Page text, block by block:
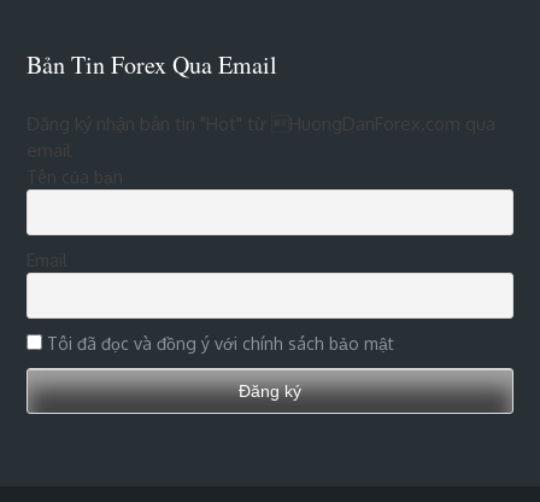
Bản Tin Forex Qua Email
Đăng ký nhận bản tin "Hot" từ HuongDanForex.com qua
Tên của bạn
Tôi đã đọc và đồng ý với chính sách bảo mật